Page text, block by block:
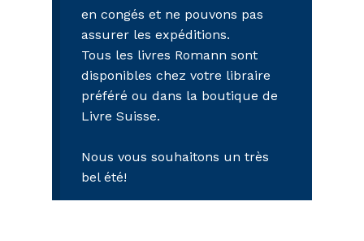
en congés et ne pouvons pas
assurer les expéditions.
Tous les livres Romann sont
disponibles chez votre libraire
préféré ou dans la boutique de
Livre Suisse.
Nous vous souhaitons un très
bel été!